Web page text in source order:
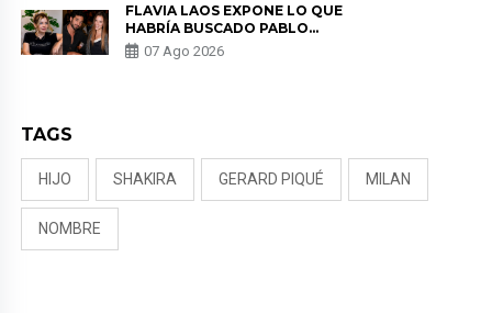
FLAVIA LAOS EXPONE LO QUE
HABRÍA BUSCADO PABLO
HEREDIA CON ALE FULLER: “UNA
DE LAS PARTES QUERÍA EL
07 Ago 2026
TAGS
HIJO SHAKIRA GERARD PIQUÉ MILAN
NOMBRE